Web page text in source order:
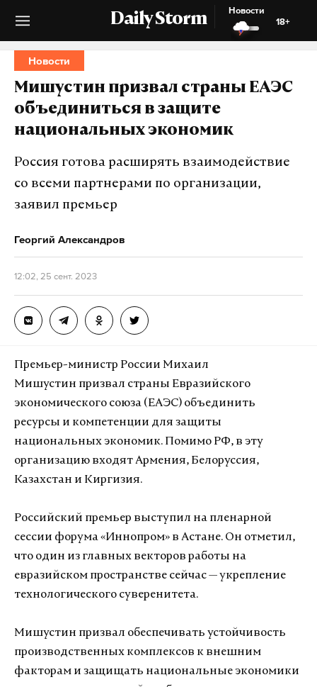
Daily Storm
Новости
18+
Новости
Мишустин призвал страны ЕАЭС
объединиться в защите
национальных экономик
Россия готова расширять взаимодействие
со всеми партнерами по организации,
заявил премьер
Георгий Александров
12:02, 25 сент. 2023
Премьер-министр России Михаил
Мишустин призвал страны Евразийского
экономического союза (ЕАЭС) объединить
ресурсы и компетенции для защиты
национальных экономик. Помимо РФ, в эту
организацию входят Армения, Белоруссия,
Казахстан и Киргизия.
Российский премьер выступил на пленарной
сессии форума «Иннопром» в Астане. Он отметил,
что один из главных векторов работы на
евразийском пространстве сейчас— укрепление
технологического суверенитета.
Мишустин призвал обеспечивать устойчивость
производственных комплексов к внешним
факторам и защищать национальные экономики